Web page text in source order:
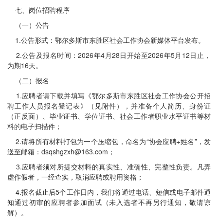
七、岗位招聘程序
（一）公告
1.公告形式：鄂尔多斯市东胜区社会工作协会新媒体平台发布。
2.公告及报名时间：2026年4月28日开始至2026年5月12日止，
为期16天。
（二）报名
1.应聘者请下载并填写《鄂尔多斯市东胜区社会工作协会公开招
聘工作人员报名登记表》（见附件），并准备个人简历、身份证
（正反面）、毕业证书、学位证书、社会工作者职业水平证书等材
料的电子扫描件；
2.请将所有材料打包为一个压缩包，命名为“协会应聘+姓名”，发
送至邮箱：dsqshgzxh@163.com；
3.应聘者须对所提交材料的真实性、准确性、完整性负责。凡弄
虚作假者，一经查实，取消应聘或聘用资格；
4.报名截止后5个工作日内，我们将通过电话、短信或电子邮件通
知通过初审的应聘者参加面试（未入选者不再另行通知，敬请谅
解）。